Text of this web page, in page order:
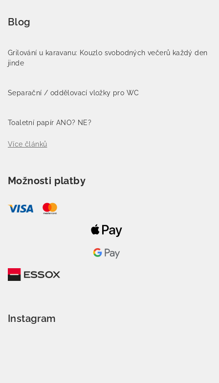
Blog
Grilování u karavanu: Kouzlo svobodných večerů každý den
jinde
Separační / oddělovací vložky pro WC
Toaletní papír ANO? NE?
Více článků
Možnosti platby
Instagram